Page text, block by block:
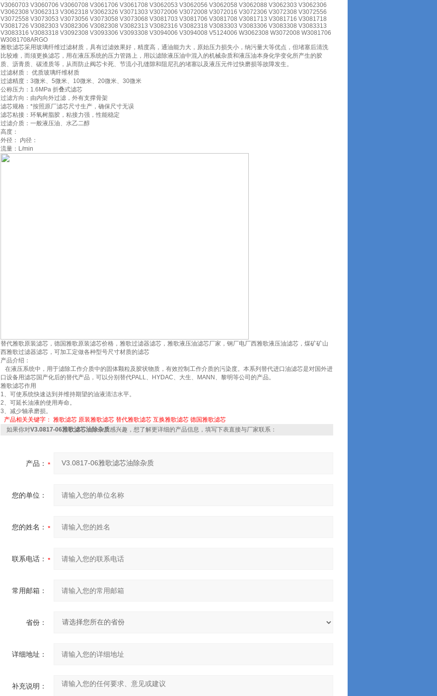
V3060703 V3060706 V3060708 V3061706 V3061708 V3062053 V3062056 V3062058 V3062088 V3062303 V3062306
V3062308 V3062313 V3062318 V3062326 V3071303 V3072006 V3072008 V3072016 V3072306 V3072308 V3072556
V3072558 V3073053 V3073056 V3073058 V3073068 V3081703 V3081706 V3081708 V3081713 V3081716 V3081718
V3081726 V3082303 V3082306 V3082308 V3082313 V3082316 V3082318 V3083303 V3083306 V3083308 V3083313
V3083316 V3083318 V3092308 V3093306 V3093308 V3094006 V3094008 V5124006 W3062308 W3072008 W3081706
W3081708ARGO
雅歌滤芯采用玻璃纤维过滤材质，具有过滤效果好，精度高，通油能力大，原始压力损失小，纳污量大等优点，但堵塞后清洗
比较难，而须更换滤芯，用在液压系统的压力管路上，用以滤除液压油中混入的机械杂质和液压油本身化学变化所产生的胶
质、沥青质、碳渣质等，从而防止阀芯卡死、节流小孔缝隙和阻尼孔的堵塞以及液压元件过快磨损等故障发生。
过滤材质： 优质玻璃纤维材质
过滤精度：3微米、5微米、10微米、20微米、30微米
公称压力：1.6MPa 折叠式滤芯
过滤方向：由内向外过滤，外有支撑骨架
滤芯规格：*按照原厂滤芯尺寸生产，确保尺寸无误
滤芯粘接：环氧树脂胶，粘接力强，性能稳定
过滤介质：一般液压油、水乙二醇
高度：
外径： 内径：
流量：L/min
替代雅歌原装滤芯，德国雅歌原装滤芯价格，雅歌过滤器滤芯，雅歌液压油滤芯厂家，钢厂电厂西雅歌液压油滤芯，煤矿矿山
西雅歌过滤器滤芯，可加工定做各种型号尺寸材质的滤芯
产品介绍：
在液压系统中，用于滤除工作介质中的固体颗粒及胶状物质，有效控制工作介质的污染度。本系列替代进口油滤芯是对国外进
口设备用滤芯国产化后的替代产品，可以分别替代PALL、HYDAC、大生、MANN、黎明等公司的产品。
雅歌滤芯作用
1、可使系统快速达到并维持期望的油液清洁水平。
2、可延长油液的使用寿命。
3、减少轴承磨损。
产品相关关键字： 雅歌滤芯 原装雅歌滤芯 替代雅歌滤芯 互换雅歌滤芯 德国雅歌滤芯
如果你对V3.0817-06雅歌滤芯油除杂质感兴趣，想了解更详细的产品信息，填写下表直接与厂家联系：
产品：
您的单位：
您的姓名：
联系电话：
常用邮箱：
省份：
详细地址：
补充说明：